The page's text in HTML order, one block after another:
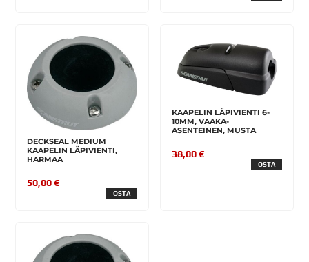
DECKSEAL MEDIUM
KAAPELIN LÄPIVIENTI,
HARMAA
50,00 €
OSTA
KAAPELIN LÄPIVIENTI 6-
10MM, VAAKA-
ASENTEINEN, MUSTA
38,00 €
OSTA